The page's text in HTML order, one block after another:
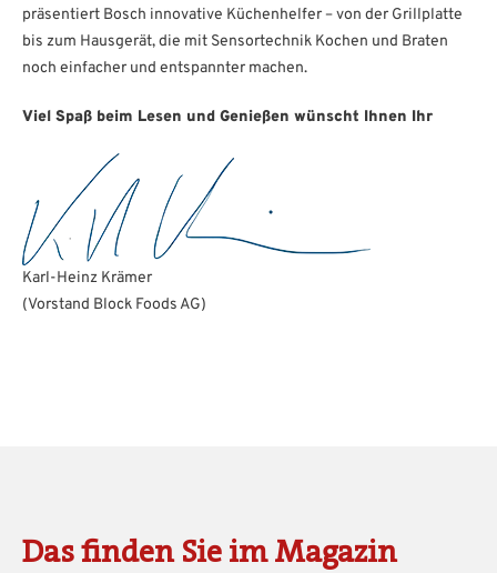
präsentiert Bosch innovative Küchenhelfer – von der Grillplatte
bis zum Hausgerät, die mit Sensortechnik Kochen und Braten
noch einfacher und entspannter machen.
Viel Spaß beim Lesen und Genießen wünscht Ihnen Ihr
Karl-Heinz Krämer
(Vorstand Block Foods AG)
Das finden Sie im Magazin